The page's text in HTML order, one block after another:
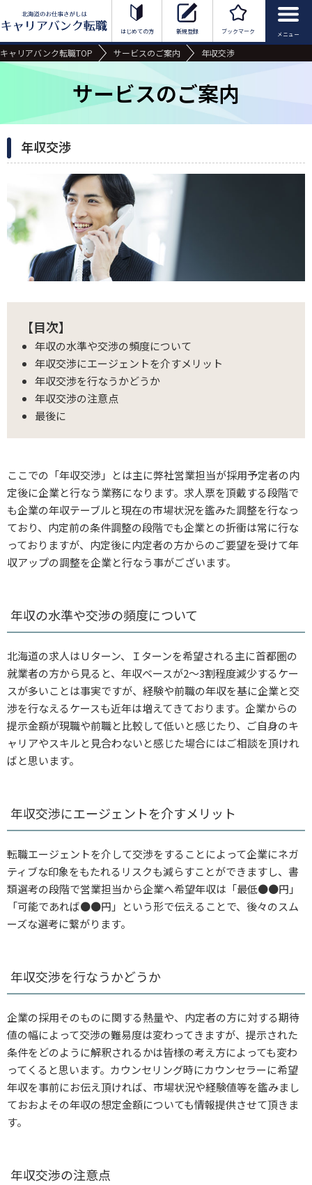
北海道のお仕事さがしはキャリアバンク転
はじめての方 新規登録 ブックマーク
キャリアバンク転職TOP サービスのご案内 年収交渉
サービスのご案内
年収交渉
【目次】
年収の水準や交渉の頻度について
年収交渉にエージェントを介すメリット
年収交渉を行なうかどうか
年収交渉の注意点
最後に
ここでの「年収交渉」とは主に弊社営業担当が採用予定者の内
定後に企業と行なう業務になります。求人票を頂戴する段階で
も企業の年収テーブルと現在の市場状況を鑑みた調整を行なっ
ており、内定前の条件調整の段階でも企業との折衝は常に行な
っておりますが、内定後に内定者の方からのご要望を受けて年
収アップの調整を企業と行なう事がございます。
年収の水準や交渉の頻度について
北海道の求人はＵターン、Ｉターンを希望される主に首都圏の
就業者の方から見ると、年収ベースが2～3割程度減少するケー
スが多いことは事実ですが、経験や前職の年収を基に企業と交
渉を行なえるケースも近年は増えてきております。企業からの
提示金額が現職や前職と比較して低いと感じたり、ご自身のキ
ャリアやスキルと見合わないと感じた場合にはご相談を頂けれ
ばと思います。
年収交渉にエージェントを介すメリット
転職エージェントを介して交渉をすることによって企業にネガ
ティブな印象をもたれるリスクも減らすことができますし、書
類選考の段階で営業担当から企業へ希望年収は「最低●●円」
「可能であれば●●円」という形で伝えることで、後々のスム
ーズな選考に繋がります。
年収交渉を行なうかどうか
企業の採用そのものに関する熱量や、内定者の方に対する期待
値の幅によって交渉の難易度は変わってきますが、提示された
条件をどのように解釈されるかは皆様の考え方によっても変わ
ってくると思います。カウンセリング時にカウンセラーに希望
年収を事前にお伝え頂ければ、市場状況や経験値等を鑑みまし
ておおよその年収の想定金額についても情報提供させて頂きま
す。
年収交渉の注意点